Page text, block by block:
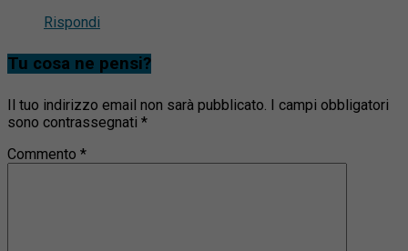
Rispondi
Tu cosa ne pensi?
Il tuo indirizzo email non sarà pubblicato. I campi obbligatori
sono contrassegnati *
Commento *